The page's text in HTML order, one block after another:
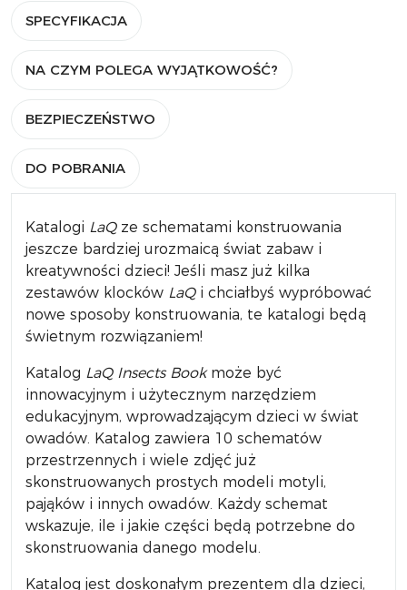
SPECYFIKACJA
NA CZYM POLEGA WYJĄTKOWOŚĆ?
BEZPIECZEŃSTWO
DO POBRANIA
Katalogi LaQze schematami konstruowania
jeszcze bardziej urozmaicą świat zabaw i
kreatywności dzieci! Jeśli masz już kilka
zestawów klocków LaQi chciałbyś wypróbować
nowe sposoby konstruowania, te katalogi będą
świetnym rozwiązaniem!
Katalog LaQ Insects Bookmoże być
innowacyjnym i użytecznym narzędziem
edukacyjnym, wprowadzającym dzieci w świat
owadów. Katalog zawiera 10 schematów
przestrzennych i wiele zdjęć już
skonstruowanych prostych modeli motyli,
pająków i innych owadów. Każdy schemat
wskazuje, ile i jakie części będą potrzebne do
skonstruowania danego modelu.
Katalog jest doskonałym prezentem dla dzieci,